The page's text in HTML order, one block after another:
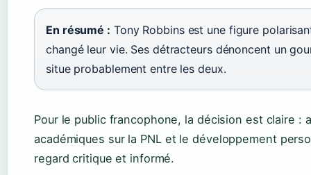
En résumé : Tony Robbins est une figure
changé leur vie. Ses détracteurs dénoncent un
situe probablement entre les deux.
Pour le public francophone, la décision est claire :
académiques sur la PNL et le développement
regard critique et informé.